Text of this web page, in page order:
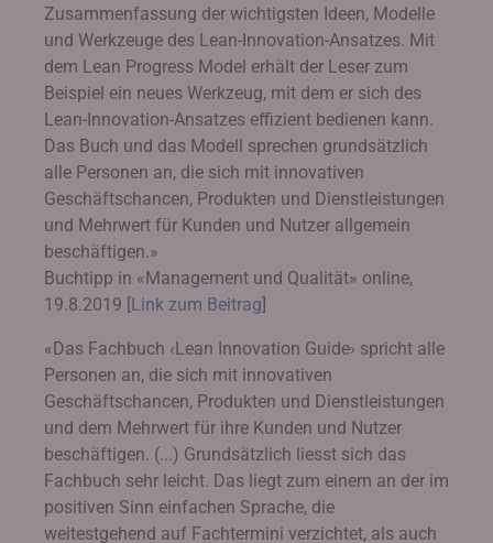
Zusammenfassung der wichtigsten Ideen, Modelle
und Werkzeuge des Lean-Innovation-Ansatzes. Mit
dem Lean Progress Model erhält der Leser zum
Beispiel ein neues Werkzeug, mit dem er sich des
Lean-Innovation-Ansatzes effizient bedienen kann.
Das Buch und das Modell sprechen grundsätzlich
alle Personen an, die sich mit innovativen
Geschäftschancen, Produkten und Dienstleistungen
und Mehrwert für Kunden und Nutzer allgemein
beschäftigen.»
Buchtipp in «Management und Qualität» online,
19.8.2019 [Link zum Beitrag]
«Das Fachbuch ‹Lean Innovation Guide› spricht alle
Personen an, die sich mit innovativen
Geschäftschancen, Produkten und Dienstleistungen
und dem Mehrwert für ihre Kunden und Nutzer
beschäftigen. (...) Grundsätzlich liesst sich das
Fachbuch sehr leicht. Das liegt zum einem an der im
positiven Sinn einfachen Sprache, die
weitestgehend auf Fachtermini verzichtet, als auch